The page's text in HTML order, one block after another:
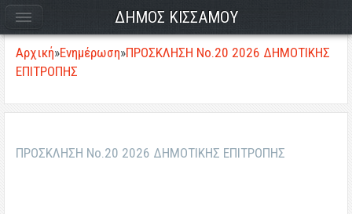
Αρχική»Ενημέρωση»ΠΡΟΣΚΛΗΣΗ Νο.20 2026 ΔΗΜΟΤΙΚΗΣ
ΕΠΙΤΡΟΠΗΣ
ΠΡΟΣΚΛΗΣΗ Νο.20 2026 ΔΗΜΟΤΙΚΗΣ ΕΠΙΤΡΟΠΗΣ
ΔΗΜΟΣ ΚΙΣΣΑΜΟΥ